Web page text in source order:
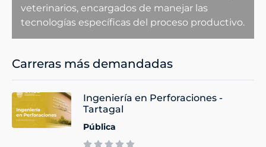
veterinarios, encargados de manejar las
tecnologías específicas del proceso productivo.
Carreras más demandadas
Ingeniería en Perforaciones -
Tartagal
Pública